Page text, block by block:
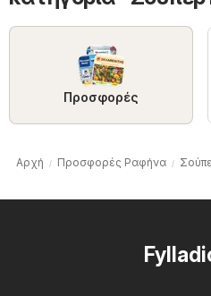
Προσφορές
Αρχή Προσφορές Ραφήνα